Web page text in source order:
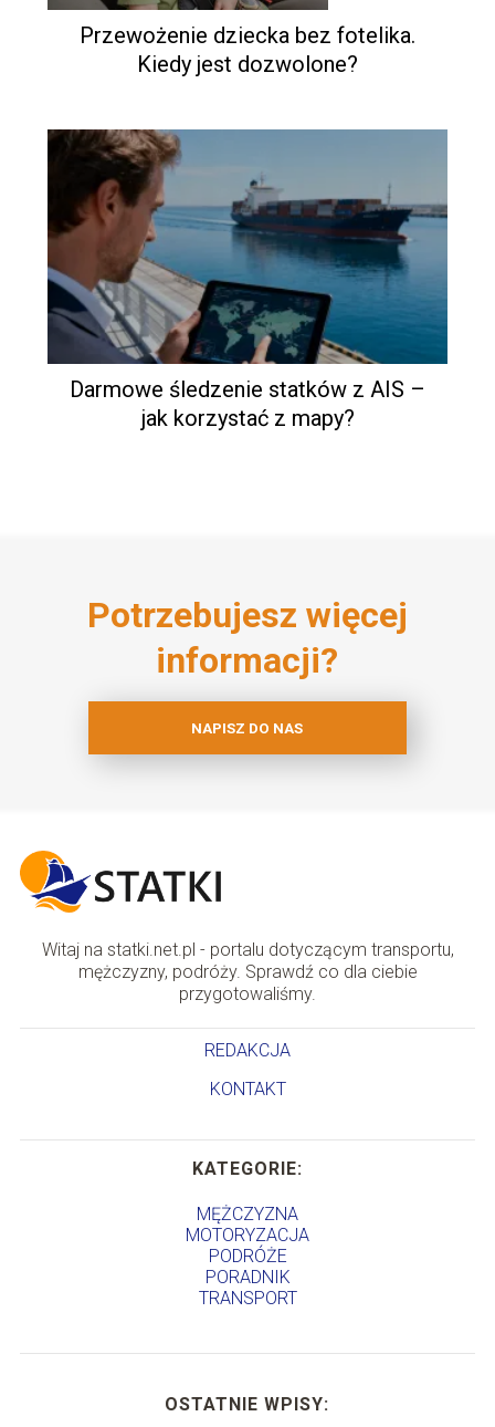
Przewożenie dziecka bez fotelika.
Kiedy jest dozwolone?
Darmowe śledzenie statków z AIS –
jak korzystać z mapy?
Potrzebujesz więcej
informacji?
NAPISZ DO NAS
Witaj na statki.net.pl - portalu dotyczącym transportu,
mężczyzny, podróży. Sprawdź co dla ciebie
przygotowaliśmy.
REDAKCJA
KONTAKT
KATEGORIE:
MĘŻCZYZNA
MOTORYZACJA
PODRÓŻE
PORADNIK
TRANSPORT
OSTATNIE WPISY: